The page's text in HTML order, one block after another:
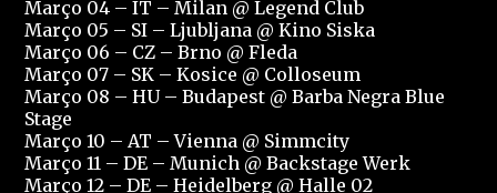
Março 04 – IT – Milan @ Legend Club
Março 05 – SI – Ljubljana @ Kino Siska
Março 06 – CZ – Brno @ Fleda
Março 07 – SK – Kosice @ Colloseum
Março 08 – HU – Budapest @ Barba Negra Blue
Stage
Março 10 – AT – Vienna @ Simmcity
Março 11 – DE – Munich @ Backstage Werk
Março 12 – DE – Heidelberg @ Halle 02